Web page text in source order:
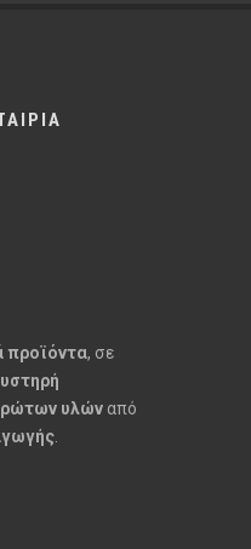
προϊόντα, σε
υλών από
.